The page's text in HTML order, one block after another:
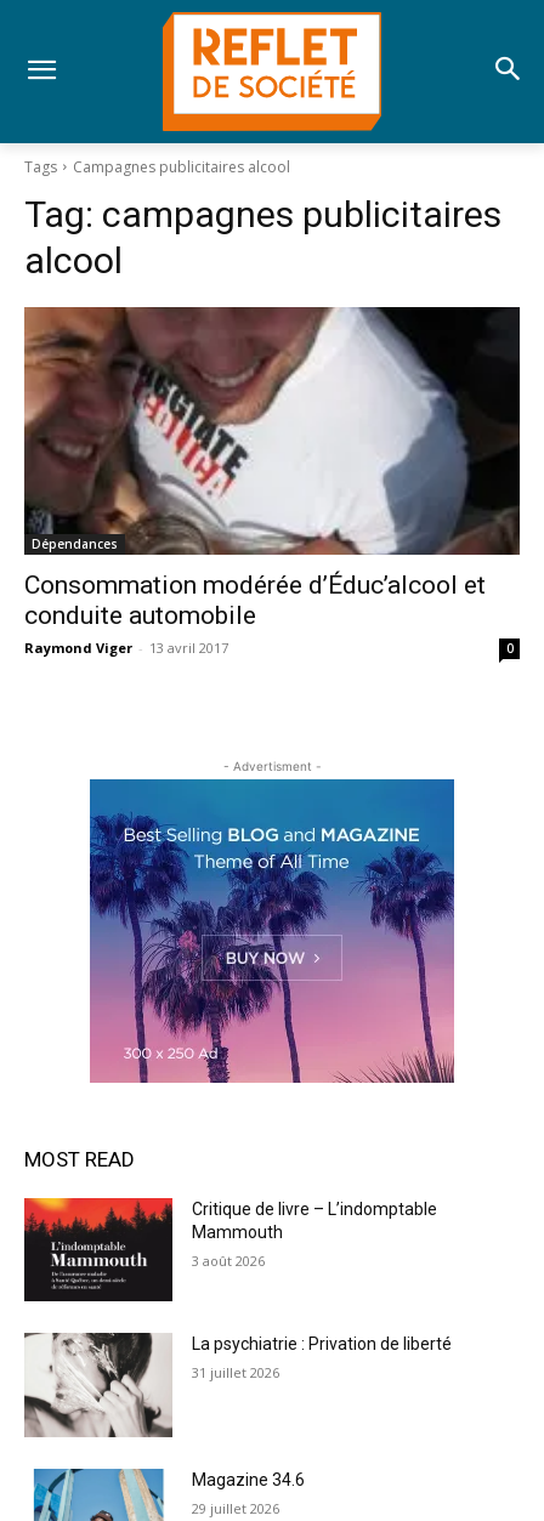
Tags Campagnes publicitaires alcool
Tag: campagnes publicitaires
alcool
Dépendances
Consommation modérée d’Éduc’alcool et
conduite automobile
Raymond Viger - 13 avril 2017 0
- Advertisment -
MOST READ
Critique de livre – L’indomptable
Mammouth
3 août 2026
La psychiatrie : Privation de liberté
31 juillet 2026
Magazine 34.6
29 juillet 2026